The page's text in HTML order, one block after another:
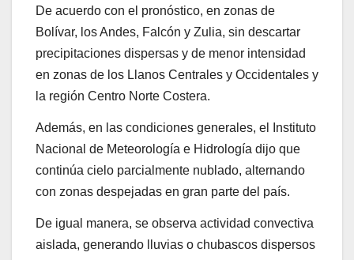
De acuerdo con el pronóstico, en zonas de
Bolívar, los Andes, Falcón y Zulia, sin descartar
precipitaciones dispersas y de menor intensidad
en zonas de los Llanos Centrales y Occidentales y
la región Centro Norte Costera.
Además, en las condiciones generales, el Instituto
Nacional de Meteorología e Hidrología dijo que
continúa cielo parcialmente nublado, alternando
con zonas despejadas en gran parte del país.
De igual manera, se observa actividad convectiva
aislada, generando lluvias o chubascos dispersos